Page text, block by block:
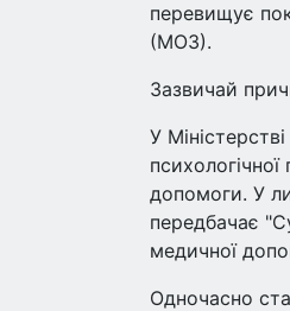
перевищує
(МОЗ).
Зазвичай
У
допомоги. У
передбачає
медичної
Одночасно